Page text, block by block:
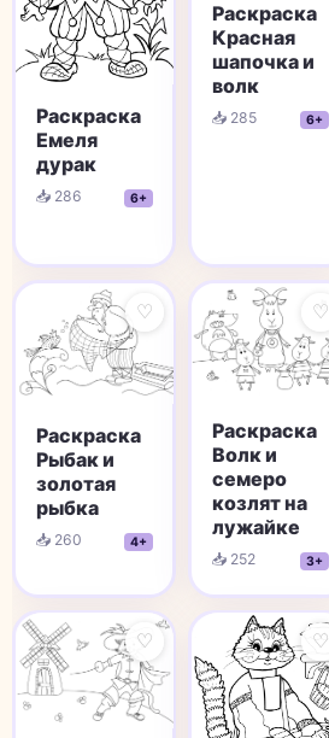
Раскраска
Емеля
дурак
📥 286 6+
Раскраска
Красная
шапочка и
волк
📥 285 6+
♡
Раскраска
Рыбак и
золотая
рыбка
📥 260 4+
♡
Раскраска
Волк и
семеро
козлят на
лужайке
📥 252 3+
♡ ♡